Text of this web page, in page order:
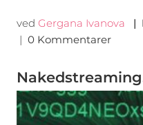
ved Gergana Ivanova |
| 0 Kommentarer